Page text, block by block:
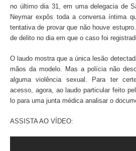
no último dia 31, em uma delegacia de
Neymar expôs toda a conversa íntima
tentativa de provar que não houve
de delito no dia em que o caso foi
O laudo mostra que a única lesão
mãos da modelo. Mas a polícia não
alguma violência sexual. Para ter
acesso, agora, ao laudo particular feito
lo para uma junta médica analisar o
ASSISTA AO VÍDEO: